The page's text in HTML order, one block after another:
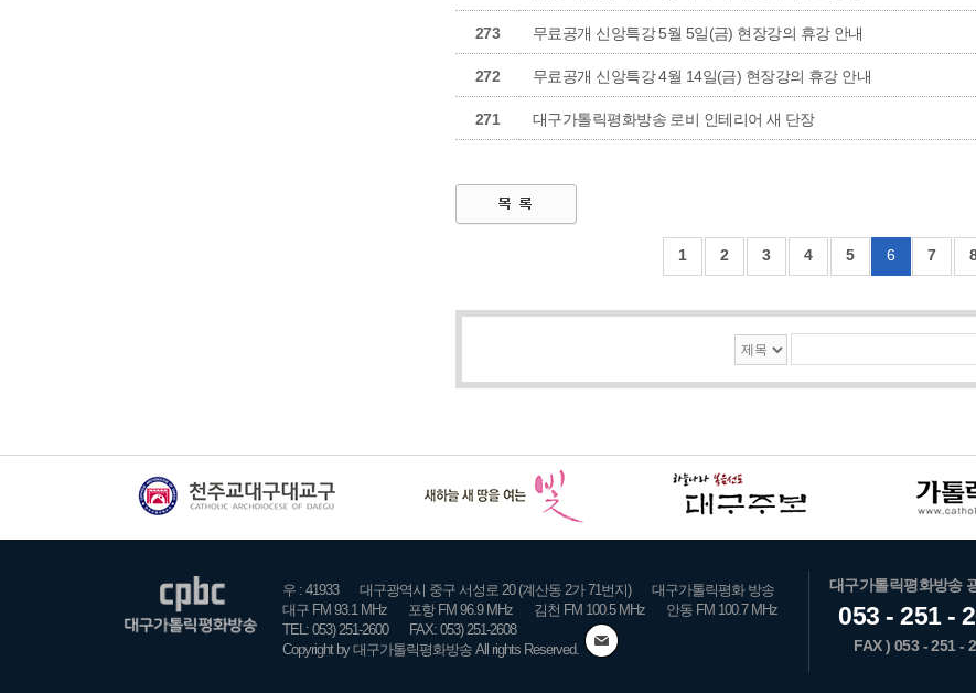
273 무료공개 신앙특강 5월 5일(금) 현장강의 휴강 안내
272 무료공개 신앙특강 4월 14일(금) 현장강의 휴강 안내
271 대구가톨릭평화방송 로비 인테리어 새 단장
1 2 3 4 5 6 7
우 : 41933 대구광역시 중구 서성로 20 (계산동 2가 71번지)
대구가톨릭평화 방송
대구 FM 93.1 MHz
포항 FM 96.9 MHz 김천 FM 100.5 MHz
안동 FM 100.7 MHz
TEL: 053) 251-2600
FAX: 053) 251-2608
Copyright by 대구가톨릭평화방송 All rights Reserved.
대구가톨릭평화방송
053 - 251 -
FAX ) 053 - 251 -